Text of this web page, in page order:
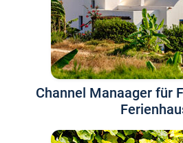
Channel Manaager für